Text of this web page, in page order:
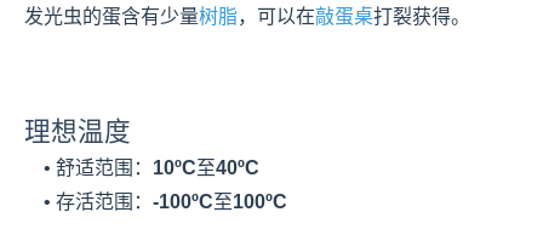
发光虫的蛋含有少量树脂，可以在敲蛋桌打裂获得。
理想温度
    • 舒适范围：
10ºC至40ºC
    • 存活范围：
-100ºC至100ºC